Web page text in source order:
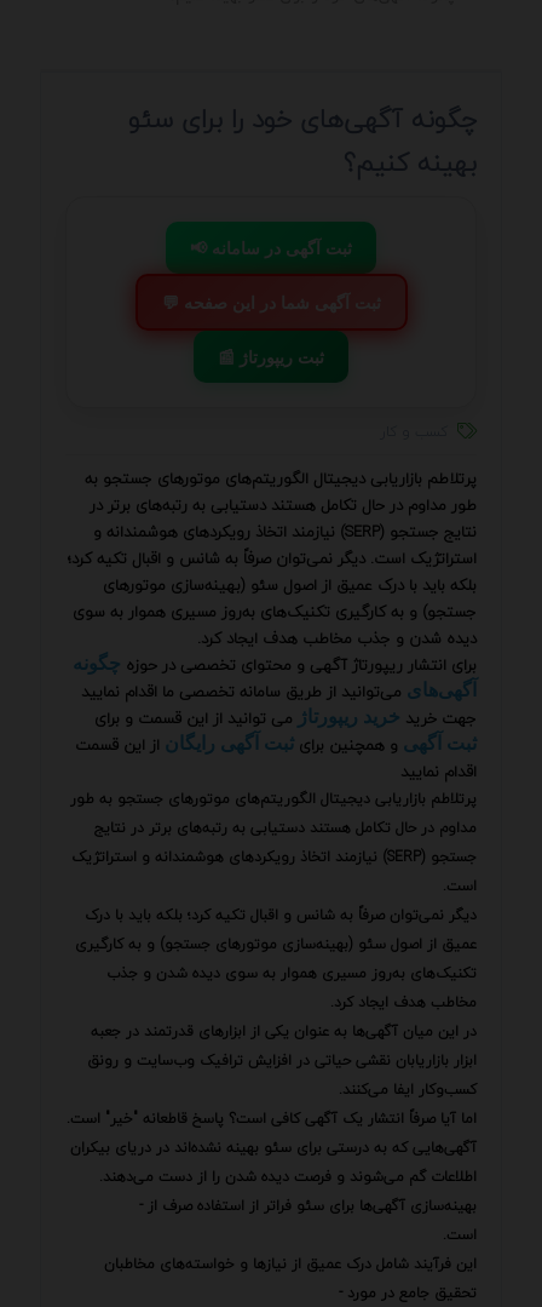
چگونه آگهی‌های خود را برای سئو
بهینه کنیم؟
📢 ثبت آگهی در سامانه
💬 ثبت آگهی شما در این صفحه
📰 ثبت ریپورتاژ
پرتلاطم بازاریابی دیجیتال الگوریتم‌های موتورهای جستجو به
طور مداوم در حال تکامل هستند دستیابی به رتبه‌های برتر در
نتایج جستجو (SERP) نیازمند اتخاذ رویکردهای هوشمندانه و
استراتژیک است. دیگر نمی‌توان صرفاً به شانس و اقبال تکیه کرد؛
بلکه باید با درک عمیق از اصول سئو (بهینه‌سازی موتورهای
جستجو) و به کارگیری تکنیک‌های به‌روز مسیری هموار به سوی
دیده شدن و جذب مخاطب هدف ایجاد کرد.
برای انتشار ریپورتاژ آگهی و محتوای تخصصی در حوزه چگونه
آگهی‌های می‌توانید از طریق سامانه تخصصی ما اقدام نمایید
جهت خرید خرید ریپورتاژ می توانید از این قسمت و برای
ثبت آگهی و همچنین برای ثبت آگهی رایگان از این قسمت
اقدام نمایید
پرتلاطم بازاریابی دیجیتال الگوریتم‌های موتورهای جستجو به طور
مداوم در حال تکامل هستند دستیابی به رتبه‌های برتر در نتایج
جستجو (SERP) نیازمند اتخاذ رویکردهای هوشمندانه و استراتژیک
است.
دیگر نمی‌توان صرفاً به شانس و اقبال تکیه کرد؛ بلکه باید با درک
عمیق از اصول سئو (بهینه‌سازی موتورهای جستجو) و به کارگیری
تکنیک‌های به‌روز مسیری هموار به سوی دیده شدن و جذب
مخاطب هدف ایجاد کرد.
در این میان آگهی‌ها به عنوان یکی از ابزارهای قدرتمند در جعبه
ابزار بازاریابان نقشی حیاتی در افزایش ترافیک وب‌سایت و رونق
کسب‌وکار ایفا می‌کنند.
اما آیا صرفاً انتشار یک آگهی کافی است؟ پاسخ قاطعانه "خیر" است.
آگهی‌هایی که به درستی برای سئو بهینه نشده‌اند در دریای بیکران
اطلاعات گم می‌شوند و فرصت دیده شدن را از دست می‌دهند.
بهینه‌سازی آگهی‌ها برای سئو فراتر از استفاده صرف از -
است.
این فرآیند شامل درک عمیق از نیازها و خواسته‌های مخاطبان
تحقیق جامع در مورد -